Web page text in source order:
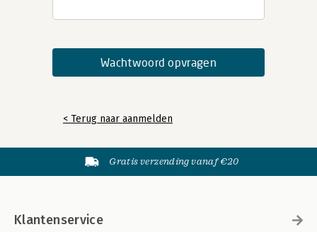
< Terug naar aanmelden
Gratis verzending vanaf €20
Klantenservice